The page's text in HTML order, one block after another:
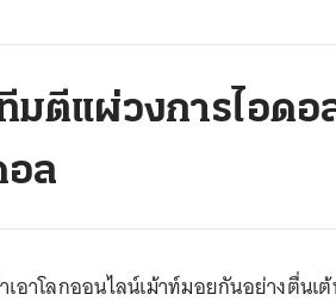
ตีแผ่วงการไอดอ
อล
เอาโลกออนไลน์เม้าท์มอยกันอย่างตื่นเ